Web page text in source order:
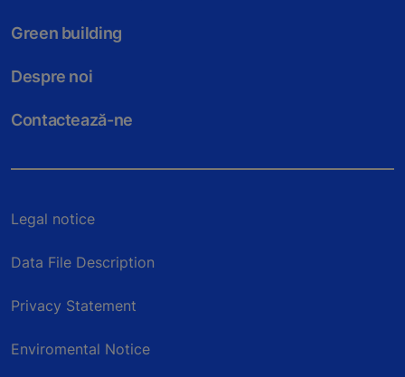
Green building
Despre noi
Contactează-ne
Legal notice
Data File Description
Privacy Statement
Enviromental Notice